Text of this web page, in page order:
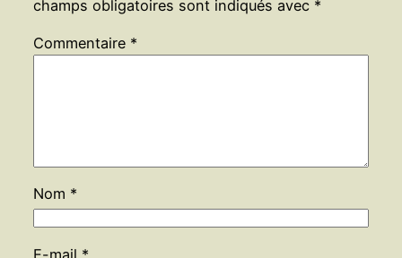
champs obligatoires sont indiqués avec *
Commentaire *
Nom *
E-mail *